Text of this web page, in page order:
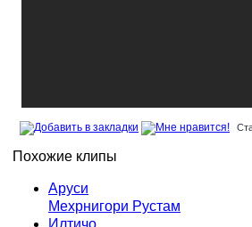
Похожие клипы
Аруси
Мехрнигори Рустам
Илтичо